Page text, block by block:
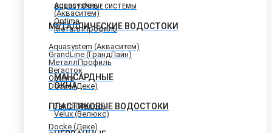
Aquasystem
(Акваситем)
Optima
МеталлПрофиль
МАНСАРДНЫЕ
ОКНА
Fakro (Факро)
Velux (Велюкс)
ВОДОСТОЧНЫЕ СИСТЕМЫ
МЕТАЛЛИЧЕСКИЕ ВОДОСТОКИ
Aquasystem (Акваситем)
GrandLine (ГрандЛайн)
МеталлПрофиль
Вегасток
Optima
Docke (Деке)
ПЛАСТИКОВЫЕ ВОДОСТОКИ
Docke (Деке)